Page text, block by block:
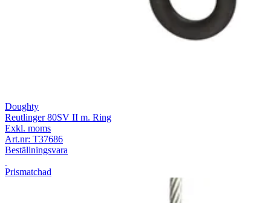
Doughty
Reutlinger 80SV II m. Ring
Exkl. moms
Art.nr: T37686
Beställningsvara
Prismatchad